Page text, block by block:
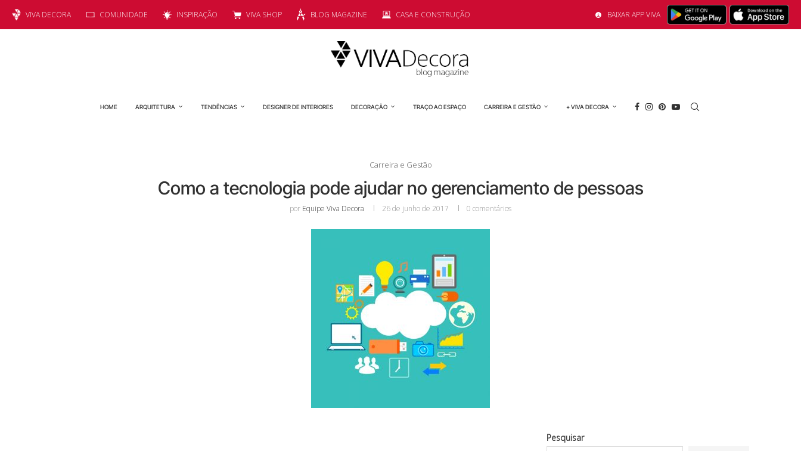
VIVA DECORA COMUNIDADE INSPIRAÇÃO VIVA SHOP BLOG MAGAZINE CASA E CONSTRUÇÃO BAIXAR APP VIVA
HOME ARQUITETURA TENDÊNCIAS DESIGNER DE INTERIORES DECORAÇÃO TRAÇO AO ESPAÇO CARREIRA E GESTÃO + VIVA DECORA
Carreira e Gestão
Como a tecnologia pode ajudar no gerenciamento de pessoas
por Equipe Viva Decora 26 de junho de 2017 0 comentários
Pesquisar